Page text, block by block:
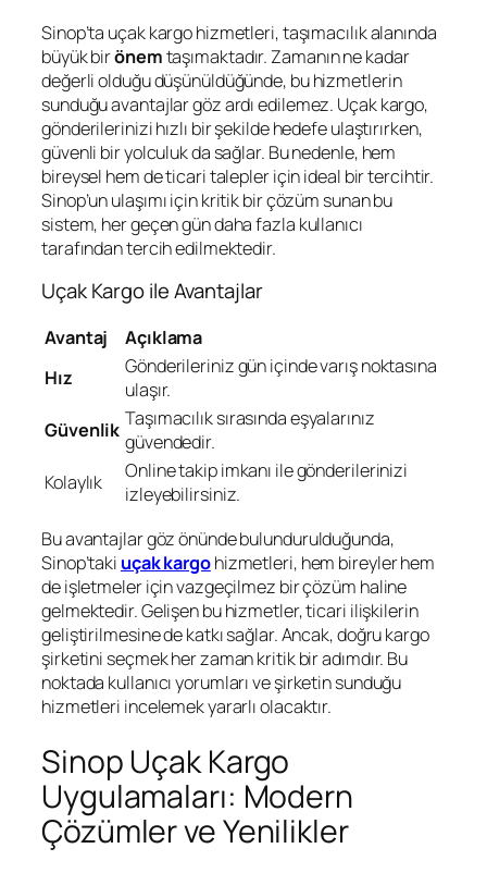
Sinop’ta uçak kargo hizmetleri, taşımacılık alanında
büyük birönemtaşımaktadır. Zamanın ne kadar
değerli olduğu düşünüldüğünde, bu hizmetlerin
sunduğu avantajlar göz ardı edilemez. Uçak kargo,
gönderilerinizi hızlı bir şekilde hedefe ulaştırırken,
güvenli bir yolculuk da sağlar. Bu nedenle, hem
bireysel hem de ticari talepler için ideal bir tercihtir.
Sinop’un ulaşımı için kritik bir çözüm sunan bu
sistem, her geçen gün daha fazla kullanıcı
tarafından tercih edilmektedir.
Uçak Kargo ile Avantajlar
Avantaj
Açıklama
Hız
Gönderileriniz gün içinde varış noktasına
ulaşır.
Güvenlik Taşımacılık sırasında eşyalarınız
güvendedir.
Kolaylık
Online takip imkanı ile gönderilerinizi
izleyebilirsiniz.
Bu avantajlar göz önünde bulundurulduğunda,
Sinop’taki uçak kargohizmetleri, hem bireyler hem
de işletmeler için vazgeçilmez bir çözüm haline
gelmektedir. Gelişen bu hizmetler, ticari ilişkilerin
geliştirilmesine de katkı sağlar. Ancak, doğru kargo
şirketini seçmek her zaman kritik bir adımdır. Bu
noktada kullanıcı yorumları ve şirketin sunduğu
hizmetleri incelemek yararlı olacaktır.
Sinop Uçak Kargo
Uygulamaları: Modern
Çözümler ve Yenilikler